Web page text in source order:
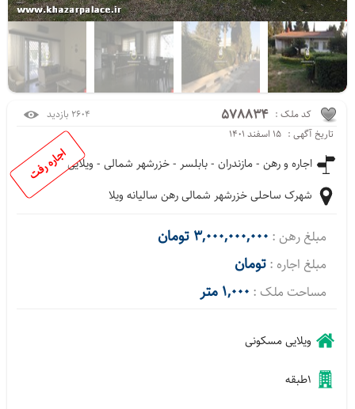
اجاره رفت
کد ملک : 578834
2604 بازدید
تاریخ آگهی : ۱۵ اسفند ۱۴۰۱
اجاره و رهن - مازندران - بابلسر -خزرشهر شمالی - ویلایی
شهرک ساحلی خزرشهر شمالی رهن سالیانه ویلا
مبلغ رهن : 3,000,000,000 تومان
مبلغ اجاره : تومان
مساحت ملک : 1,000 متر
ویلاییمسکونی
1طبقه